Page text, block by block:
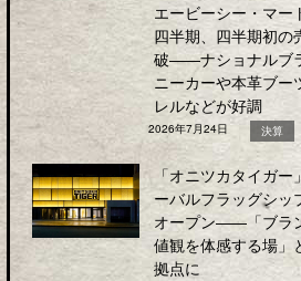
エービーシー・マー
四半期、四半期初の
破――ナショナルブ
ニーカーや本革ブー
レルなどが好調
2026年7月24日 決算
「オニツカタイガ
ーバルフラッグシッ
オープン――「ブラ
値観を体感する場」
拠点に